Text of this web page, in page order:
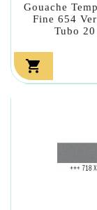
Gouache
Fine 654
Tubo
